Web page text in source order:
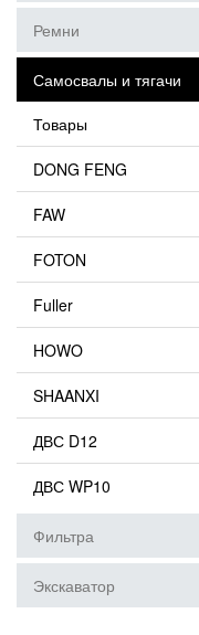
Ремни
Самосвалы и тягачи
Товары
DONG FENG
FAW
FOTON
Fuller
HOWO
SHAANXI
ДВС D12
ДВС WP10
Фильтра
Экскаватор